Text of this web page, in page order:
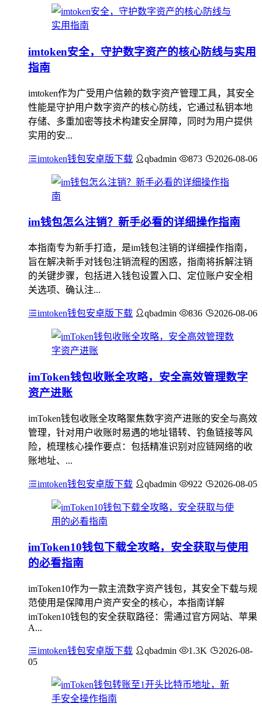
imtoken安全，守护数字资产的核心防线与实用
指南
imtoken作为广受用户信赖的数字资产管理工具，其安全
性能是守护用户数字资产的核心防线，它通过私钥本地
存储、多重加密等技术构建安全屏障，同时为用户提供
实用的安...
imtoken钱包安卓版下载 qbadmin 873 2026-08-06
im钱包怎么注销？新手必看的详细操作指南
本指南专为新手打造，是im钱包注销的详细操作指南，
旨在解决新手对钱包注销流程的困惑，指南将拆解注销
的关键步骤，包括进入钱包设置入口、定位账户安全相
关选项、确认注...
imtoken钱包安卓版下载 qbadmin 836 2026-08-06
imToken钱包收账全攻略，安全高效管理数字
资产进账
imToken钱包收账全攻略聚焦数字资产进账的安全与高效
管理，针对用户收账时易遇的地址错转、钓鱼链接等风
险，梳理核心操作要点：包括精准识别对应链网络的收
账地址、...
imtoken钱包安卓版下载 qbadmin 922 2026-08-05
imToken10钱包下载全攻略，安全获取与使用
的必看指南
imToken10作为一款主流数字资产钱包，其安全下载与规
范使用是保障用户资产安全的核心，本指南详解
imToken10钱包的安全获取路径：需通过官方网站、苹果
A...
imtoken钱包安卓版下载 qbadmin 1.3K
2026-08-
05